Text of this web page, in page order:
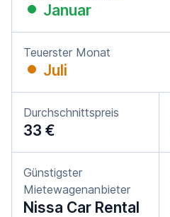
Januar
Teuerster Monat
Juli
Durchschnittspreis
33 €
Günstigster
Mietewagenanbieter
Nissa Car Rental